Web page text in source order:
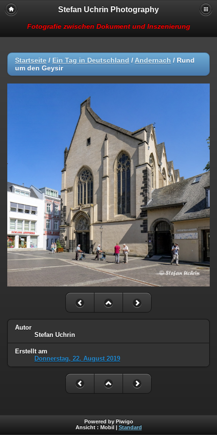
Stefan Uchrin Photography
Fotografie zwischen Dokument und Inszenierung
Startseite / Ein Tag in Deutschland / Andernach / Rund
um den Geysir
Autor
Stefan Uchrin
Erstellt am
Donnerstag, 22. August 2019
Powered by Piwigo
Ansicht : Mobil Standard